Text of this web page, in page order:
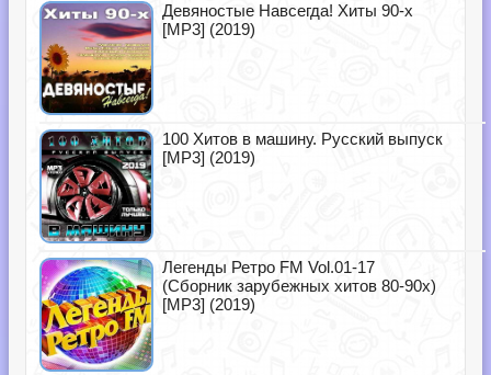
Девяностые Навсегда! Хиты 90-х
[MP3] (2019)
100 Хитов в машину. Русский выпуск
[MP3] (2019)
Легенды Ретро FM Vol.01-17
(Сборник зарубежных хитов 80-90х)
[MP3] (2019)